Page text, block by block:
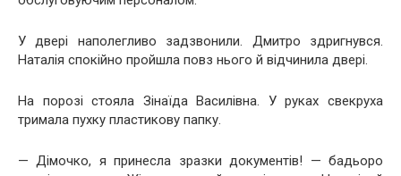
У двері наполегливо задзвонили. Дмитро здригнувся.
Наталія спокійно пройшла повз нього й відчинила двері.
На порозі стояла Зінаїда Василівна. У руках свекруха
тримала пухку пластикову папку.
— Дімочко, я принесла зразки документів! — бадьоро